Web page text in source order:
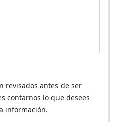
revisados antes de ser
contarnos lo que desees
información.